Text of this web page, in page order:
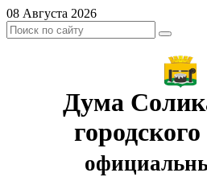
08 Августа 2026
Дума